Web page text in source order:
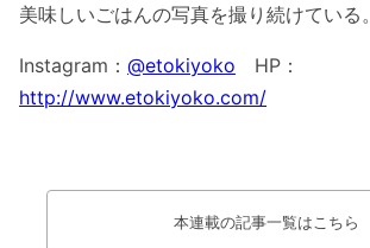
美味しいごはんの写真を撮り続けている。
Instagram： @etokiyoko HP：
http://www.etokiyoko.com/
本連載の記事一覧はこちら